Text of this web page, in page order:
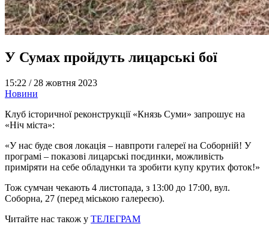
У Сумах пройдуть лицарські бої
15:22 / 28 жовтня 2023
Новини
Клуб історичної реконструкції «Князь Суми» запрошує на
«Ніч міста»:
«У нас буде своя локація – навпроти галереї на Соборній! У
програмі – показові лицарські поєдинки, можливість
приміряти на себе обладунки та зробити купу крутих фоток!»
Тож сумчан чекають 4 листопада, з 13:00 до 17:00, вул.
Соборна, 27 (перед міською галереєю).
Читайте нас також у ТЕЛЕГРАМ